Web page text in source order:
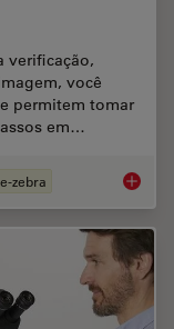
verificação,
você
permitem tomar
em…
zebra